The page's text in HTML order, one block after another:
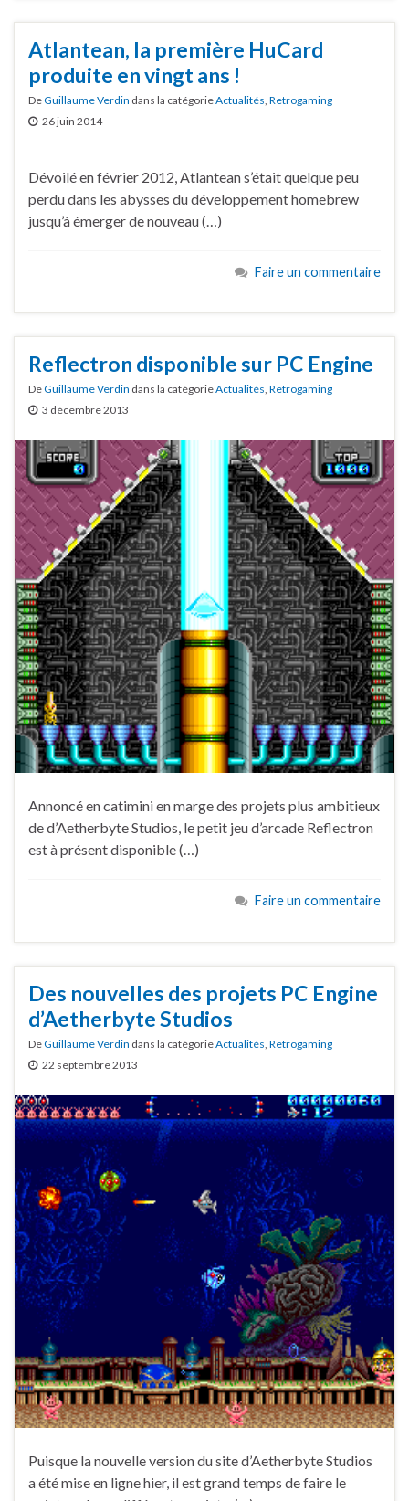
Atlantean, la première HuCard
produite en vingt ans !
DeGuillaume Verdin dans la catégorieActualités Retrogaming
26 juin 2014
Dévoilé en février 2012, Atlantean s’était quelque peu
perdu dans les abysses du développement homebrew
jusqu’à émerger de nouveau (…)
Faire un commentaire
Reflectron disponible sur PC Engine
DeGuillaume Verdin dans la catégorieActualités, Retrogaming
3 décembre 2013
Annoncé en catimini en marge des projets plus ambitieux
de d’Aetherbyte Studios, le petit jeu d’arcade Reflectron
est à présent disponible (…)
Faire un commentaire
Des nouvelles des projets PC Engine
d’Aetherbyte Studios
DeGuillaume Verdin dans la catégorieActualités Retrogaming
22 septembre 2013
Puisque la nouvelle version du site d’Aetherbyte Studios
a été mise en ligne hier, il est grand temps de faire le